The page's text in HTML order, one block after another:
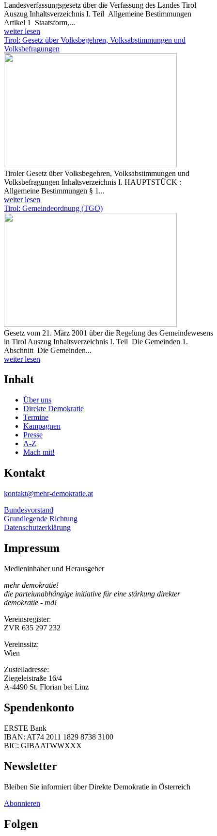
Landesverfassungsgesetz über die Verfassung des Landes Tirol
Auszug Inhaltsverzeichnis I. Teil Allgemeine Bestimmungen
Artikel 1 Staatsform,...
weiter lesen
Tirol: Gesetz über Volksbegehren, Volksabstimmungen und
Volksbefragungen
Tiroler Gesetz über Volksbegehren, Volksabstimmungen und
Volksbefragungen Inhaltsverzeichnis I. HAUPTSTÜCK :
Allgemeine Bestimmungen § 1...
weiter lesen
Tirol: Gemeindeordnung (TGO)
Gesetz vom 21. März 2001 über die Regelung des Gemeindewesens
in Tirol Auszug Inhaltsverzeichnis I. Teil Die Gemeinden 1.
Abschnitt Die Gemeinden...
weiter lesen
Inhalt
Über uns
Direkte Demokratie
Termine
Kampagnen
Presse
A-Z
Mach mit!
Kontakt
kontakt@mehr-demokratie.at
Bundesvorstand
Grundlegende Richtung
Datenschutzerklärung
Impressum
Medieninhaber und Herausgeber
mehr demokratie!
die parteiunabhängige initiative für eine stärkung direkter
demokratie - md!
Vereinsregister:
ZVR 635 297 232
Vereinssitz:
Wien
Zustelladresse:
Ziegeleistraße 16/4
A-4490 St. Florian bei Linz
Spendenkonto
ERSTE Bank
IBAN: AT74 2011 1829 8738 3100
BIC: GIBAATWWXXX
Newsletter
Bleiben Sie informiert über Direkte Demokratie in Österreich
Abonnieren
Folgen